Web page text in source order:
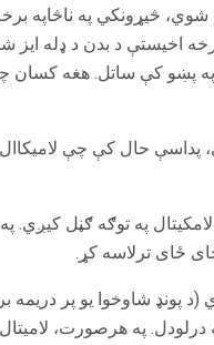
په پښو کې ساتل. هغه
نږدې 7 پونډه له لاسه ورکړي، پداسې
درلودل. په هرصورت،